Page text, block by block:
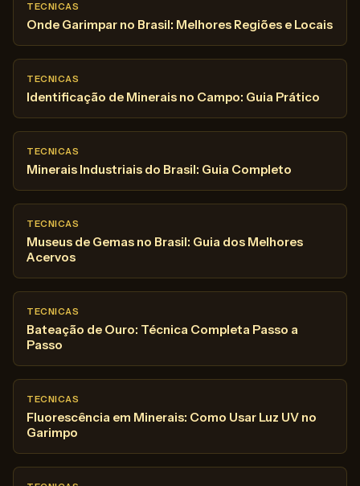
TECNICAS
Onde Garimpar no Brasil: Melhores Regiões e Locais
TECNICAS
Identificação de Minerais no Campo: Guia Prático
TECNICAS
Minerais Industriais do Brasil: Guia Completo
TECNICAS
Museus de Gemas no Brasil: Guia dos Melhores
Acervos
TECNICAS
Bateação de Ouro: Técnica Completa Passo a
Passo
TECNICAS
Fluorescência em Minerais: Como Usar Luz UV no
Garimpo